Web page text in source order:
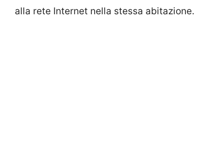
alla rete Internet nella stessa abitazione.